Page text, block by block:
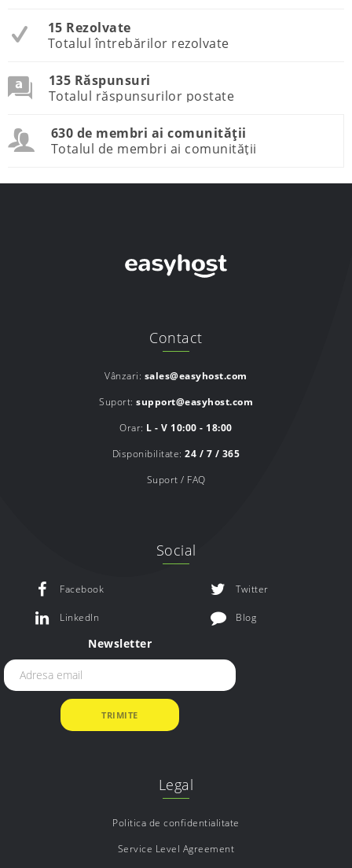
15 Rezolvate
Totalul întrebărilor rezolvate
135 Răspunsuri
Totalul răspunsurilor postate
630 de membri ai comunității
Totalul de membri ai comunității
Legal
Politica de confidentialitate
Service Level Agreement
Contact
Vânzari: sales@easyhost.com
Suport: support@easyhost.com
Orar: L - V 10:00 - 18:00
Disponibilitate:24 / 7 / 365
Suport / FAQ
Social
Facebook Twitter
LinkedIn Blog
Newsletter